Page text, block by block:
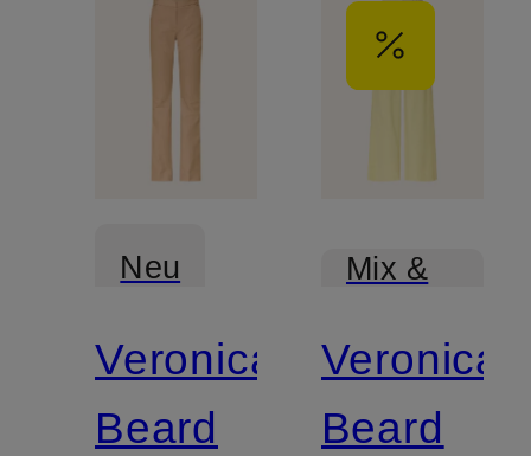
Neu
Veronica
Beard
Mix &
Veronica
Beard